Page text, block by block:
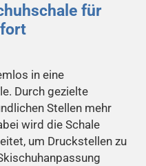
für
in eine
Durch gezielte
Stellen mehr
wird die Schale
um Druckstellen zu